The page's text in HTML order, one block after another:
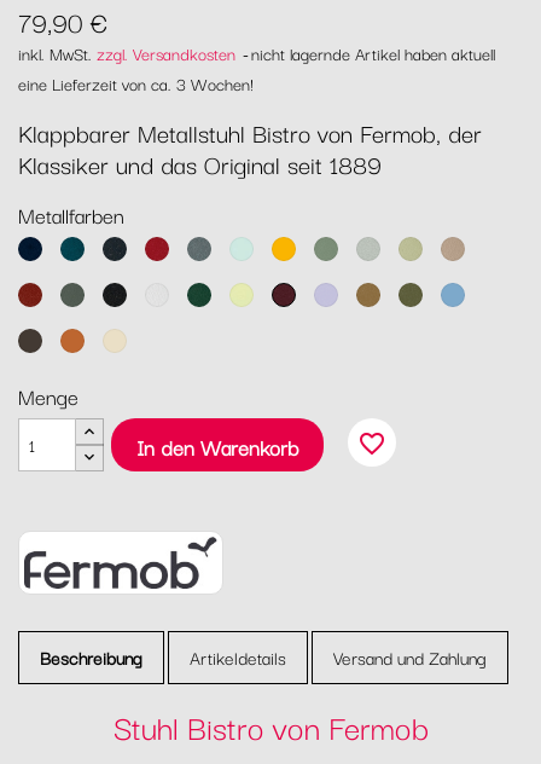
79,90 €
inkl. MwSt. zzgl. Versandkosten nicht lagernde Artikel haben aktuell
eine Lieferzeit von ca. 3 Wochen!
Klappbarer Metallstuhl Bistro von Fermob, der
Klassiker und das Original seit 1889
Metallfarben
AbyssblauAcapulcoblau
Anthrazit
Chili Gewittergrau
Gletscherminze
HonigKaktusLehmgrau
LindgrünMuskat
OckerRosmarin
Lakritz Baumwollweiß
Zederngrün
Zitronensorbet
Schwarzkirsche
Marshmallo
Lebkuchen
PestoMaya
TonkaKandierte
Latte-
Menge
In den Warenkorb
favorite_border
Beschreibung Artikeldetails Versand und Zahlung
Stuhl Bistro von Fermob